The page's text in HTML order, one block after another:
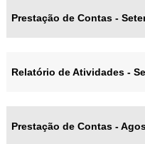
Prestação de Contas -
Relatório de Atividades -
Prestação de Contas -